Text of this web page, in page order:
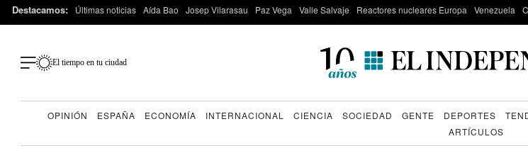
Destacamos: Últimas noticias Aída Bao Josep Vilarasau Paz Vega Valle Salvaje Reactores nucleares Europa Venezuela
El tiempo en tu ciudad
OPINIÓN ESPAÑA ECONOMÍA INTERNACIONAL CIENCIA SOCIEDAD GENTE DEPORTES
ARTÍCULOS